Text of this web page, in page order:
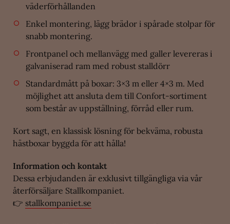
väderförhållanden
Enkel montering, lägg brädor i spårade stolpar för
snabb montering.
Frontpanel och mellanvägg med galler levereras i
galvaniserad ram med robust stalldörr
Standardmått på boxar: 3×3 m eller 4×3 m. Med
möjlighet att ansluta dem till Confort-sortiment
som består av uppställning, förråd eller rum.
Kort sagt, en klassisk lösning för bekväma, robusta
hästboxar byggda för att hålla!
Information och kontakt
Dessa erbjudanden är exklusivt tillgängliga via vår
återförsäljare Stallkompaniet.
👉 stallkompaniet.se